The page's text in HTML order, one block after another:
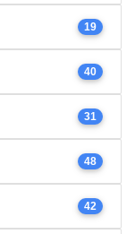
19
40
31
48
42